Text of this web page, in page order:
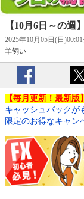
【10月6日～の
2025年10月05日(日)00:01
羊飼い
【毎月更新！最新
キャッシュバックが
限定のお得なキャン